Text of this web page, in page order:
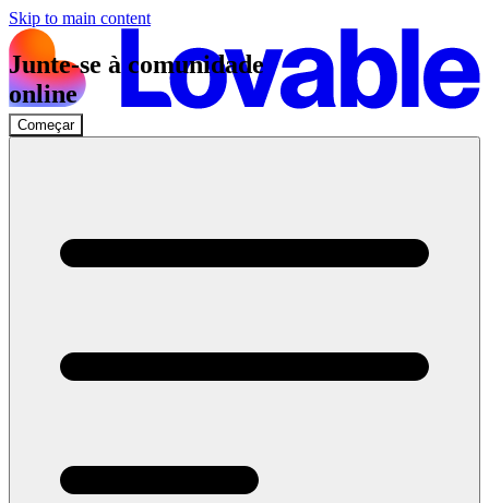
Skip to main content
Começar
Junte-se à comunidade
online